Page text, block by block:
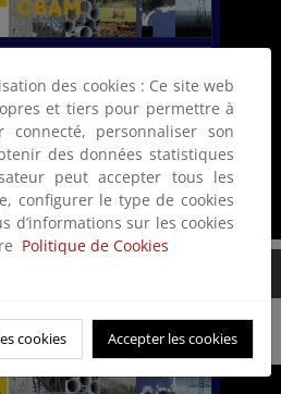
relativas al CBAM
des cookies : Ce site web
et tiers pour permettre à
connecté, personnaliser son
des données statistiques
peut accepter tous les
configurer le type de cookies
d’informations sur les cookies
Politique de Cookies
cookies Accepter les cookies